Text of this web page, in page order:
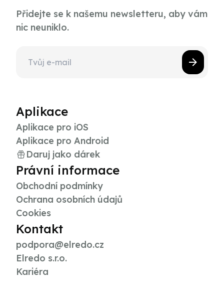
Přidejte se k našemu newsletteru, aby vám
nic neuniklo.
Aplikace
Aplikace pro iOS
Aplikace pro Android
Daruj jako dárek
Právní informace
Obchodní podmínky
Ochrana osobních údajů
Cookies
Kontakt
podpora@elredo.cz
Elredo s.r.o.
Kariéra